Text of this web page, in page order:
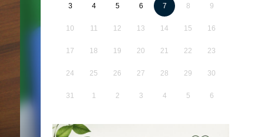
3 4 5 6 7 8 9
10 11 12 13 14 15 16
17 18 19 20 21 22 23
24 25 26 27 28 29 30
31 1 2 3 4 5 6